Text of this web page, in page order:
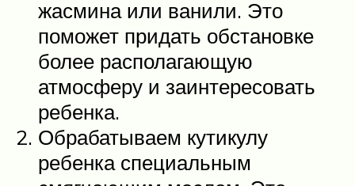
жасмина или ванили. Это
поможет придать обстановке
более располагающую
атмосферу и заинтересовать
ребенка.
Обрабатываем кутикулу
ребенка специальным